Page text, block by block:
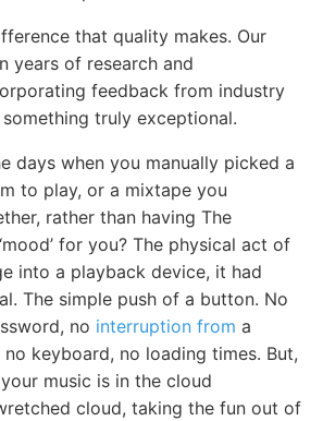
that quality makes. Our
years of research and
feedback from industry
truly exceptional.
days when you manually picked a
to play, or a mixtape you
rather than having The
for you? The physical act of
into a playback device, it had
The simple push of a button. No
no interruption from a
keyboard, no loading times. But,
music is in the cloud
cloud, taking the fun out of